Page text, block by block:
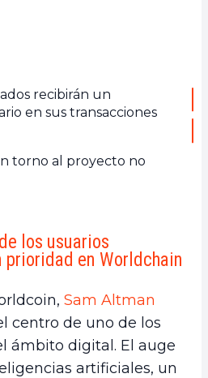
recibirán un
en sus transacciones
torno al proyecto no
los usuarios
en Worldchain
Sam Altman
centro de uno de los
ámbito digital. El auge
artificiales, un